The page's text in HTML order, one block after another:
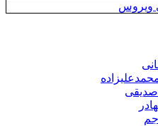
ویروس
صدیقی